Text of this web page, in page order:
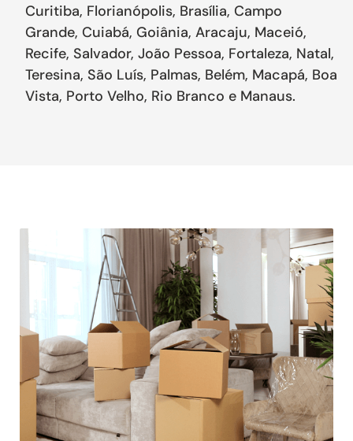
Curitiba, Florianópolis, Brasília, Campo
Grande, Cuiabá, Goiânia, Aracaju, Maceió,
Recife, Salvador, João Pessoa, Fortaleza, Natal,
Teresina, São Luís, Palmas, Belém, Macapá, Boa
Vista, Porto Velho, Rio Branco e Manaus.